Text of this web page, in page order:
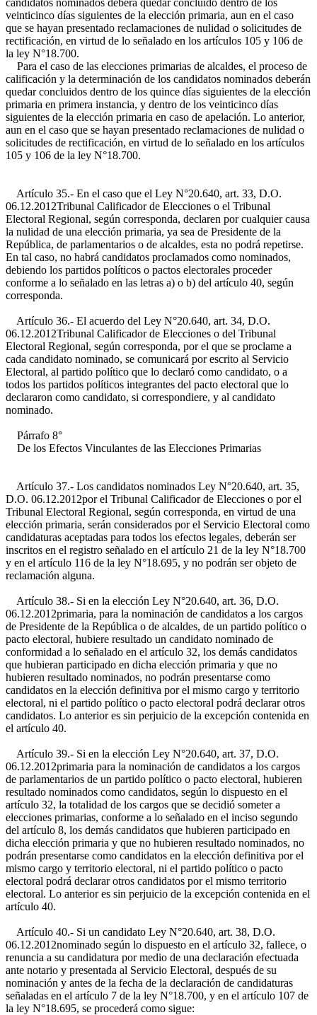
candidatos nominados deberá quedar concluido dentro de los
veinticinco días siguientes de la elección primaria, aun en el caso
que se hayan presentado reclamaciones de nulidad o solicitudes de
rectificación, en virtud de lo señalado en los artículos 105 y 106 de
la ley N°18.700.
Para el caso de las elecciones primarias de alcaldes, el proceso de
calificación y la determinación de los candidatos nominados deberán
quedar concluidos dentro de los quince días siguientes de la elección
primaria en primera instancia, y dentro de los veinticinco días
siguientes de la elección primaria en caso de apelación. Lo anterior,
aun en el caso que se hayan presentado reclamaciones de nulidad o
solicitudes de rectificación, en virtud de lo señalado en los artículos
105 y 106 de la ley N°18.700.
Artículo 35.- En el caso que el Ley N°20.640, art. 33, D.O.
06.12.2012Tribunal Calificador de Elecciones o el Tribunal
Electoral Regional, según corresponda, declaren por cualquier causa
la nulidad de una elección primaria, ya sea de Presidente de la
República, de parlamentarios o de alcaldes, esta no podrá repetirse.
En tal caso, no habrá candidatos proclamados como nominados,
debiendo los partidos políticos o pactos electorales proceder
conforme a lo señalado en las letras a) o b) del artículo 40, según
corresponda.
Artículo 36.- El acuerdo del Ley N°20.640, art. 34, D.O.
06.12.2012Tribunal Calificador de Elecciones o del Tribunal
Electoral Regional, según corresponda, por el que se proclame a
cada candidato nominado, se comunicará por escrito al Servicio
Electoral, al partido político que lo declaró como candidato, o a
todos los partidos políticos integrantes del pacto electoral que lo
declararon como candidato, si correspondiere, y al candidato
nominado.
Párrafo 8°
De los Efectos Vinculantes de las Elecciones Primarias
Artículo 37.- Los candidatos nominados Ley N°20.640, art. 35,
D.O. 06.12.2012por el Tribunal Calificador de Elecciones o por el
Tribunal Electoral Regional, según corresponda, en virtud de una
elección primaria, serán considerados por el Servicio Electoral como
candidaturas aceptadas para todos los efectos legales, deberán ser
inscritos en el registro señalado en el artículo 21 de la ley N°18.700
y en el artículo 116 de la ley N°18.695, y no podrán ser objeto de
reclamación alguna.
Artículo 38.- Si en la elección Ley N°20.640, art. 36, D.O.
06.12.2012primaria, para la nominación de candidatos a los cargos
de Presidente de la República o de alcaldes, de un partido político o
pacto electoral, hubiere resultado un candidato nominado de
conformidad a lo señalado en el artículo 32, los demás candidatos
que hubieran participado en dicha elección primaria y que no
hubieren resultado nominados, no podrán presentarse como
candidatos en la elección definitiva por el mismo cargo y territorio
electoral, ni el partido político o pacto electoral podrá declarar otros
candidatos. Lo anterior es sin perjuicio de la excepción contenida en
el artículo 40.
Artículo 39.- Si en la elección Ley N°20.640, art. 37, D.O.
06.12.2012primaria para la nominación de candidatos a los cargos
de parlamentarios de un partido político o pacto electoral, hubieren
resultado nominados como candidatos, según lo dispuesto en el
artículo 32, la totalidad de los cargos que se decidió someter a
elecciones primarias, conforme a lo señalado en el inciso segundo
del artículo 8, los demás candidatos que hubieren participado en
dicha elección primaria y que no hubieren resultado nominados, no
podrán presentarse como candidatos en la elección definitiva por el
mismo cargo y territorio electoral, ni el partido político o pacto
electoral podrá declarar otros candidatos por el mismo territorio
electoral. Lo anterior es sin perjuicio de la excepción contenida en el
artículo 40.
Artículo 40.- Si un candidato Ley N°20.640, art. 38, D.O.
06.12.2012nominado según lo dispuesto en el artículo 32, fallece, o
renuncia a su candidatura por medio de una declaración efectuada
ante notario y presentada al Servicio Electoral, después de su
nominación y antes de la fecha de la declaración de candidaturas
señaladas en el artículo 7 de la ley N°18.700, y en el artículo 107 de
la ley N°18.695, se procederá como sigue: